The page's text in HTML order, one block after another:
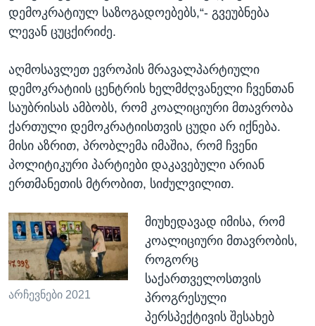
დემოკრატიულ საზოგადოებებს,“- გვეუბნება
ლევან ცუცქირიძე.
აღმოსავლეთ ევროპის მრავალპარტიული
დემოკრატიის ცენტრის ხელმძღვანელი ჩვენთან
საუბრისას ამბობს, რომ კოალიციური მთავრობა
ქართული დემოკრატიისთვის ცუდი არ იქნება.
მისი აზრით, პრობლემა იმაშია, რომ ჩვენი
პოლიტიკური პარტიები დაკავებული არიან
ერთმანეთის მტრობით, სიძულვილით.
არჩევნები 2021
მიუხედავად იმისა, რომ
კოალიციური მთავრობის,
როგორც
საქართველოსთვის
პროგრესული
პერსპექტივის შესახებ